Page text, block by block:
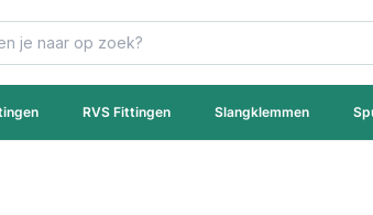
RVS Fittingen Slangklemmen